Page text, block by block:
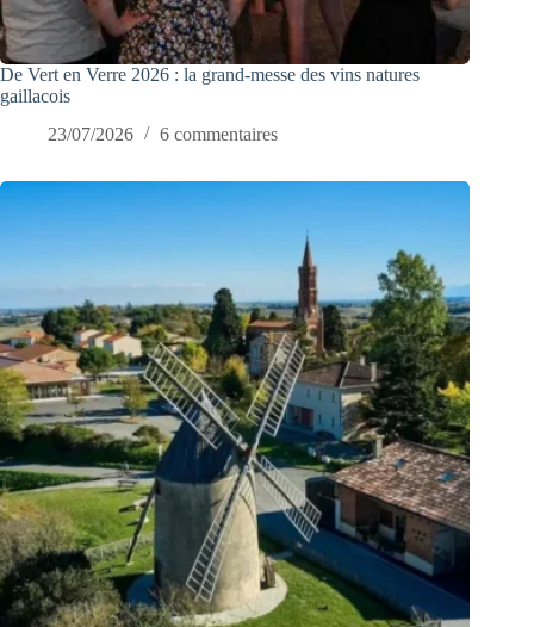
De Vert en Verre 2026 : la grand-messe des vins natures
gaillacois
23/07/2026
6 commentaires